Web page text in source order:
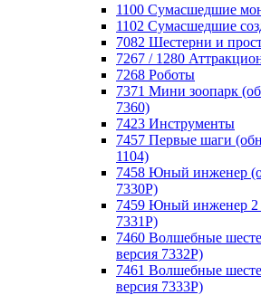
1100 Сумасшедшие
1102 Сумасшедшие
7082 Шестерни и
7267 / 1280
7268 Роботы
7371 Мини зоопарк
7360)
7423 Инструменты
7457 Первые шаги
1104)
7458 Юный инженер
7330Р)
7459 Юный инженер 2
7331Р)
7460 Волшебные
версия 7332Р)
7461 Волшебные
версия 7333Р)